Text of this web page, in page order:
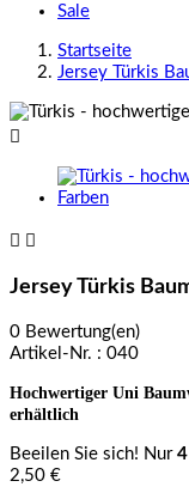
Sale
Startseite
Jersey Türkis

 
Jersey Türkis
0 Bewertung(en)
Artikel-Nr. : 040
Hochwertiger Uni
erhältlich
Beeilen Sie sich! Nur 4
2,50 €